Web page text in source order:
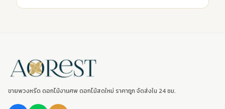
ขายพวงหรีด ดอกไม้งานศพ ดอกไม้สดใหม่ ราคาถูก จัดส่งใน 24 ชม.